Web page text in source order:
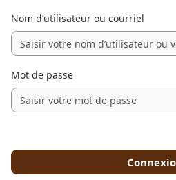
Nom d’utilisateur ou courriel
Mot de passe